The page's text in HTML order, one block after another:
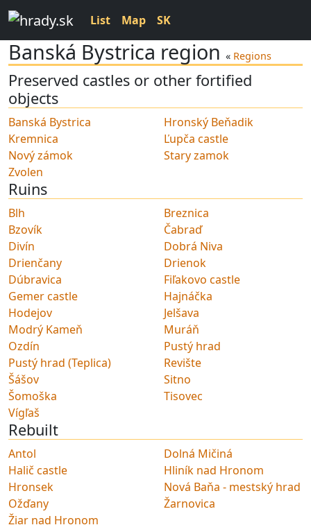
List Map SK
Banská Bystrica region « Regions
Preserved castles or other fortified
objects
Banská Bystrica
Hronský Beňadik
Kremnica
Ľupča castle
Nový zámok
Stary zamok
Zvolen
Ruins
Blh
Breznica
Bzovík
Čabraď
Divín
Dobrá Niva
Drienčany
Drienok
Dúbravica
Fiľakovo castle
Gemer castle
Hajnáčka
Hodejov
Jelšava
Modrý Kameň
Muráň
Ozdín
Pustý hrad
Pustý hrad (Teplica)
Revište
Šášov
Sitno
Šomoška
Tisovec
Vígľaš
Rebuilt
Antol
Dolná Mičiná
Halič castle
Hliník nad Hronom
Hronsek
Nová Baňa - mestský hrad
Ožďany
Žarnovica
Žiar nad Hronom